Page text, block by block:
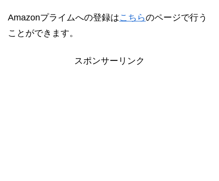
Amazonプライムへの登録はこちらのページで行う
ことができます。
スポンサーリンク